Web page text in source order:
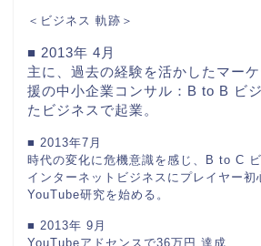
＜ビジネス 軌跡＞
■ 2013年 4月
主に、過去の経験を活かしたマー
援の中小企業コンサル：B to B ビ
たビジネスで起業。
■ 2013年7月
時代の変化に危機意識を感じ、B to C
インターネットビジネスにプレイヤー初
YouTube研究を始める。
■ 2013年 9月
YouTubeアドセンスで36万円 達成